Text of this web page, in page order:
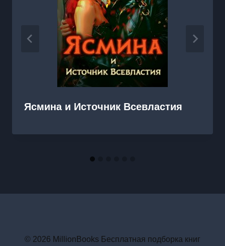
Ясмина и Источник Всевластия
© 2026 MillionBooks Бесплатная подборка книг